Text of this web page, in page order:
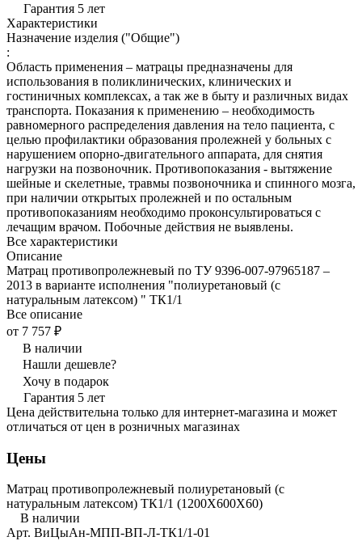
Гарантия 5 лет
Характеристики
Назначение изделия ("Общие")
:
Область применения – матрацы предназначены для
использования в поликлинических, клинических и
гостиничных комплексах, а так же в быту и различных видах
транспорта. Показания к применению – необходимость
равномерного распределения давления на тело пациента, с
целью профилактики образования пролежней у больных с
нарушением опорно-двигательного аппарата, для снятия
нагрузки на позвоночник. Противопоказания - вытяжение
шейные и скелетные, травмы позвоночника и спинного мозга,
при наличии открытых пролежней и по остальным
противопоказаниям необходимо проконсультироваться с
лечащим врачом. Побочные действия не выявлены.
Все характеристики
Описание
Матрац противопролежневый по ТУ 9396-007-97965187 –
2013 в варианте исполнения "полиуретановый (с
натуральным латексом) " ТК1/1
Все описание
от 7 757 ₽
В наличии
Нашли дешевле?
Хочу в подарок
Гарантия 5 лет
Цена действительна только для интернет-магазина и может
отличаться от цен в розничных магазинах
Цены
Матрац противопролежневый полиуретановый (с
натуральным латексом) ТК1/1 (1200Х600Х60)
В наличии
Арт. ВиЦыАн-МПП-ВП-Л-ТК1/1-01